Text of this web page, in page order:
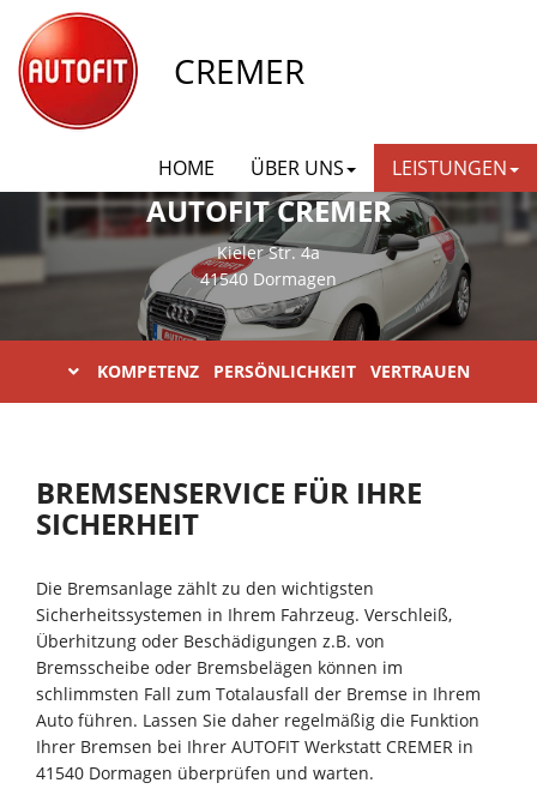
CREMER
HOME ÜBER UNS LEISTUNGEN
AUTOFIT CREMER
Kieler Str. 4a
41540 Dormagen
KOMPETENZ PERSÖNLICHKEIT VERTRAUEN
BREMSENSERVICE FÜR IHRE
SICHERHEIT
Die Bremsanlage zählt zu den wichtigsten
Sicherheitssystemen in Ihrem Fahrzeug. Verschleiß,
Überhitzung oder Beschädigungen z.B. von
Bremsscheibe oder Bremsbelägen können im
schlimmsten Fall zum Totalausfall der Bremse in Ihrem
Auto führen. Lassen Sie daher regelmäßig die Funktion
Ihrer Bremsen bei Ihrer AUTOFIT Werkstatt CREMER in
41540 Dormagen überprüfen und warten.